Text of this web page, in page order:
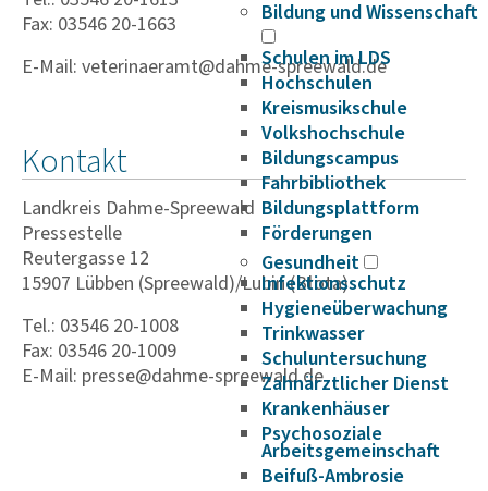
Bildung und Wissenschaft
Schulen im LDS
Hochschulen
Kreismusikschule
Volkshochschule
Bildungscampus
Fahrbibliothek
Bildungsplattform
Förderungen
Gesundheit
Infektionsschutz
Hygieneüberwachung
Trinkwasser
Schuluntersuchung
Zahnärztlicher Dienst
Krankenhäuser
Psychosoziale
Arbeitsgemeinschaft
Beifuß-Ambrosie
Fax: 03546 20-1663
E-Mail: veterinaeramt@dahme-spreewald.de
Kontakt
Landkreis Dahme-Spreewald
Pressestelle
Reutergasse 12
15907 Lübben (Spreewald)/Lubin (Błota)
Tel.: 03546 20-1008
Fax: 03546 20-1009
E-Mail: presse@dahme-spreewald.de